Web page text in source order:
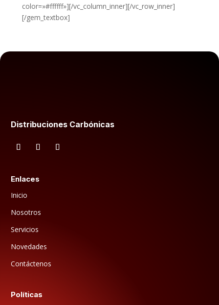
color=»#ffffff»][/vc_column_inner][/vc_row_inner]
[/gem_textbox]
Distribuciones Carbónicas
Enlaces
Inicio
Nosotros
Servicios
Novedades
Contáctenos
Políticas